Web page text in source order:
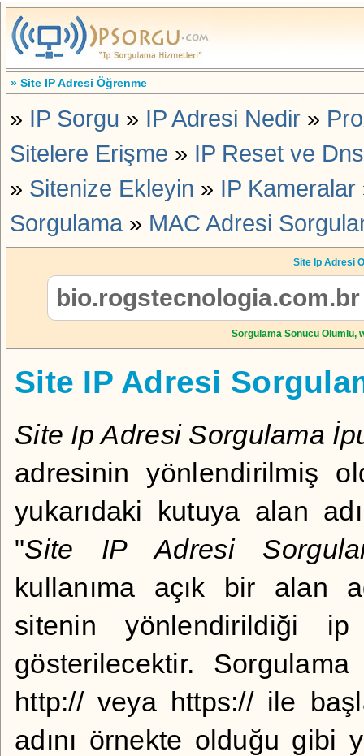
» Site IP Adresi Öğrenme
» IP Sorgu » IP Adresi Nedir »
Sitelere Erişme » IP Reset ve
» Sitenize Ekleyin » IP Kameralar
Sorgulama » MAC Adresi
Site Ip Adresi
Sorgulama Sonucu Olumlu,
Site IP Adresi
Site Ip Adresi Sorgulama
adresinin yönlendirilmiş
yukarıdaki kutuya alan
"Site IP Adresi
kullanıma açık bir alan
sitenin yönlendirildiği
gösterilecektir.
http:// veya https:// ile
adını örnekte olduğu gibi